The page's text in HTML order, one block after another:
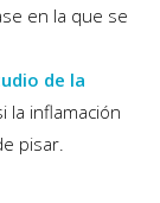
en la que se
de la
la inflamación
pisar.